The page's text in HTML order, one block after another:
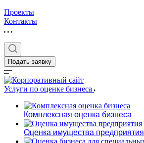
Проекты
Контакты
Подать заявку
Услуги по оценке бизнеса
Комплексная оценка бизнеса
Оценка имущества предприятия